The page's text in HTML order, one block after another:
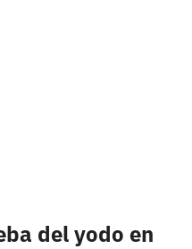
del yodo en